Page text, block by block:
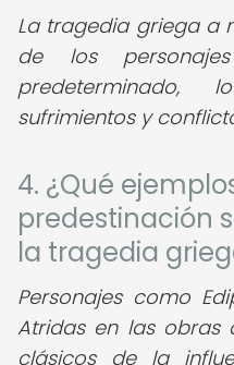
La tragedia griega a
de los
sufrimientos y
4. ¿Qué
predestinación
la tragedia
Personajes como
Atridas en las obras
clásicos de la